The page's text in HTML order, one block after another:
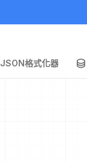
JSON格式化器